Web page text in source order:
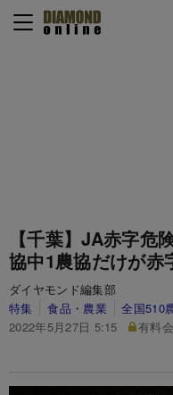
【千葉】JA赤字危
協中1農協だけが赤
ダイヤモンド編集部
特集
食品・農業
全国510
2022年5月27日 5:15
有料